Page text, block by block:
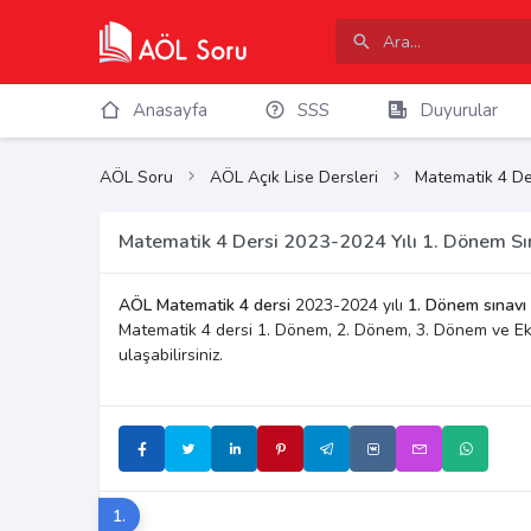
Anasayfa SSS Duyurular
AÖL Soru AÖL Açık Lise Dersleri Matematik 4
Matematik 4 Dersi 2023-2024 Yılı 1. Dönem
AÖL Matematik 4 dersi 2023-2024 yılı 1. Dönem sınavı
Matematik 4 dersi 1. Dönem, 2. Dönem, 3. Dönem ve
ulaşabilirsiniz.
1.